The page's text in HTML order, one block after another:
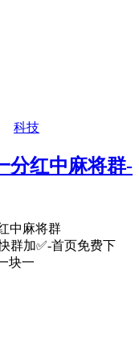
科技
分红中麻将群-
中麻将群
群加✅-首页免费下
块一